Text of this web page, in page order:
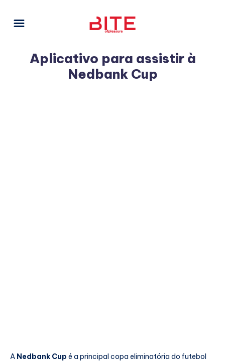
Aplicativo para assistir à
Nedbank Cup
A Nedbank Cup é a principal copa eliminatória do futebol